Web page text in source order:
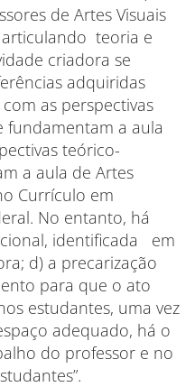
de Artes Visuais
articulando teoria e
criadora se
adquiridas
as perspectivas
fundamentam a aula
teórico-
a aula de Artes
Currículo em
No entanto, há
identificada em
d) a precarização
para que o ato
estudantes, uma vez
adequado, há o
do professor e no